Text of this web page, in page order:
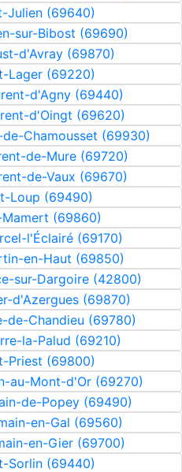
Julien (69640)
sur-Bibost (69690)
d'Avray (69870)
Lager (69220)
d'Agny (69440)
d'Oingt (69620)
Chamousset (69930)
de-Mure (69720)
de-Vaux (69670)
Loup (69490)
(69860)
l'Éclairé (69170)
en-Haut (69850)
sur-Dargoire (42800)
d'Azergues (69870)
de-Chandieu (69780)
la-Palud (69210)
Priest (69800)
au-Mont-d'Or (69270)
de-Popey (69490)
en-Gal (69560)
en-Gier (69700)
Sorlin (69440)